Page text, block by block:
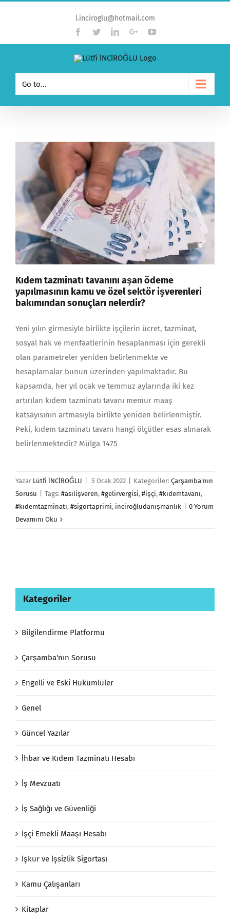
l.inciroglu@hotmail.com
Facebook
TwitterLinkedinGoogle+YouTube
Go to...
Kıdem tazminatı tavanını aşan ödeme
yapılmasının kamu ve özel sektör işverenleri
bakımından sonuçları nelerdir?
Yeni yılın girmesiyle birlikte işçilerin ücret, tazminat,
sosyal hak ve menfaatlerinin hesaplanması için gerekli
olan parametreler yeniden belirlenmekte ve
hesaplamalar bunun üzerinden yapılmaktadır. Bu
kapsamda, her yıl ocak ve temmuz aylarında iki kez
artırılan kıdem tazminatı tavanı memur maaş
katsayısının artmasıyla birlikte yeniden belirlenmiştir.
Peki, kıdem tazminatı tavanı hangi ölçütler esas alınarak
belirlenmektedir? Mülga 1475
Yazar Lütfi İNCİROĞLU 5 Ocak 2022 Kategoriler: Çarşamba'nın
Sorusu
Tags: #asılişveren, #gelirvergisi, #işçi, #kıdemtavanı,
#kıdemtazminatı, #sigortaprimi, inciroğludanışmanlık
0 Yorum
Devamını Oku
Kategoriler
Bilgilendirme Platformu
Çarşamba'nın Sorusu
Engelli ve Eski Hükümlüler
Genel
Güncel Yazılar
İhbar ve Kıdem Tazminatı Hesabı
İş Mevzuatı
İş Sağlığı ve Güvenliği
İşçi Emekli Maaşı Hesabı
İşkur ve İşsizlik Sigortası
Kamu Çalışanları
Kitaplar